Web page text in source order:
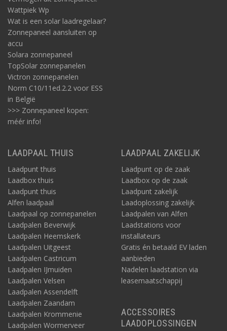
Wattpiek Wp
Wat is een solar laadregelaar?
Zonnepaneel aansluiten op
accu
Solara zonnepaneel
TopSolar zonnepanelen
Victron zonnepanelen
Norm C10/11ed.2.2 voor ESS
in België
>>> Zonnepaneel kopen:
méér info!
LAADPAAL THUIS
Laadpunt thuis
Laadbox thuis
Laadpunt thuis
Alfen laadpaal
Laadpaal op zonnepanelen
Laadpalen Beverwijk
Laadpalen Heemskerk
Laadpalen Uitgeest
Laadpalen Castricum
Laadpalen IJmuiden
Laadpalen Velsen
Laadpalen Assendelft
Laadpalen Zaandam
Laadpalen Krommenie
Laadpalen Wormerveer
LAADPAAL ZAKELIJK
Laadpunt op de zaak
Laadbox op de zaak
Laadpunt zakelijk
Laadoplossing zakelijk
Laadpalen van Alfen
Laadstations voor
installateurs
Gratis én betaald EV laden
aanbieden
Nadelen laadstation via
leasemaatschappij
ACCESSOIRES
LAADOPLOSSINGEN